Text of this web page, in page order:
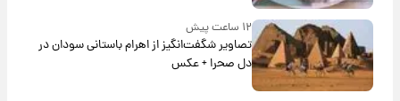
۱۲ ساعت پیش
تصاویر شگفت‌انگیز از اهرام باستانی سودان در
دل صحرا + عکس